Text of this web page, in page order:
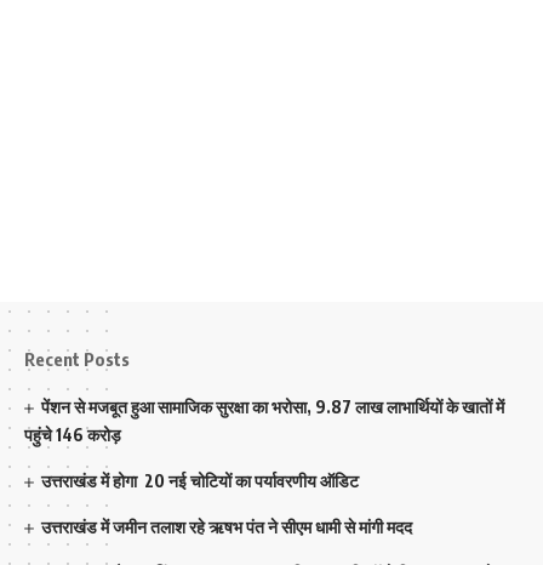
Recent Posts
पेंशन से मजबूत हुआ सामाजिक सुरक्षा का भरोसा, 9.87 लाख लाभार्थियों के खातों में
पहुंचे 146 करोड़
उत्तराखंड में होगा 20 नई चोटियों का पर्यावरणीय ऑडिट
उत्तराखंड में जमीन तलाश रहे ऋषभ पंत ने सीएम धामी से मांगी मदद